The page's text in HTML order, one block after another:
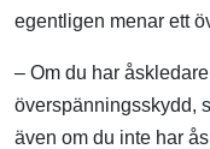
egentligen menar ett
– Om du har
överspänningsskydd,
även om du inte har